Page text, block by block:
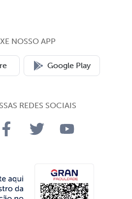
NOSSO APP
Google Play
REDES SOCIAIS